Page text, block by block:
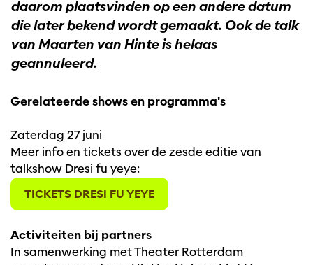
daarom plaatsvinden op een andere datum
die later bekend wordt gemaakt. Ook de talk
van Maarten van Hinte is helaas
geannuleerd.
Gerelateerde shows en programma's
Zaterdag 27 juni
Meer info en tickets over de zesde editie van
talkshow Dresi fu yeye:
TICKETS DRESI FU YEYE
Activiteiten bij partners
In samenwerking met Theater Rotterdam